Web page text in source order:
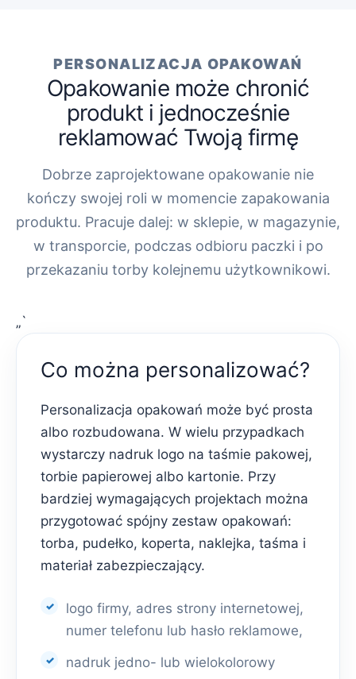
PERSONALIZACJA OPAKOWAŃ
Opakowanie może chronić
produkt i jednocześnie
reklamować Twoją firmę
Dobrze zaprojektowane opakowanie nie
kończy swojej roli w momencie zapakowania
produktu. Pracuje dalej: w sklepie, w magazynie,
w transporcie, podczas odbioru paczki i po
przekazaniu torby kolejnemu użytkownikowi.
„`
Co można personalizować?
Personalizacja opakowań może być prosta
albo rozbudowana. W wielu przypadkach
wystarczy nadruk logo na taśmie pakowej,
torbie papierowej albo kartonie. Przy
bardziej wymagających projektach można
przygotować spójny zestaw opakowań:
torba, pudełko, koperta, naklejka, taśma i
materiał zabezpieczający.
logo firmy, adres strony internetowej,
numer telefonu lub hasło reklamowe,
nadruk jedno- lub wielokolorowy